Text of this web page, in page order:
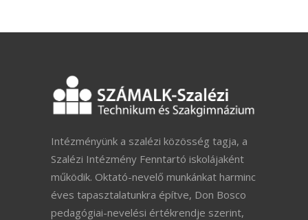
Intézményünk a szalézi közösség tagja, a
Szalézi Intézmény Fenntartó iskolájaként
működik. Oktató-nevelő munkánkat harminc
éves tapasztalatunkra építve, Don Bosco
pedagógiai-nevelési értékrendje szerint,